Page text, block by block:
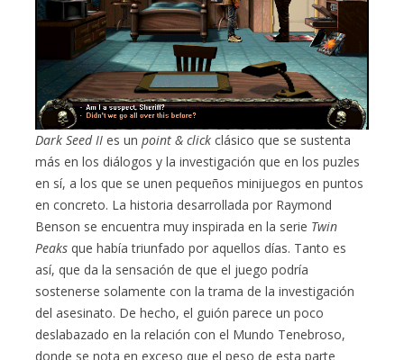
Dark Seed II es unpoint & click clásico que se sustenta
más en los diálogos y la investigación que en los puzles
en sí, a los que se unen pequeños minijuegos en puntos
en concreto. La historia desarrollada por Raymond
Benson se encuentra muy inspirada en la serie Twin
Peaks que había triunfado por aquellos días. Tanto es
así, que da la sensación de que el juego podría
sostenerse solamente con la trama de la investigación
del asesinato. De hecho, el guión parece un poco
deslabazado en la relación con el Mundo Tenebroso,
donde se nota en exceso que el peso de esta parte